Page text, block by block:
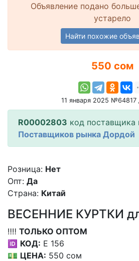
Объявление подано
устарело
Найти похожие
550 сом
11 января 2025
R00002803 код поставщика
Поставщиков рынка Дордой
Розница: Нет
Опт: Да
Страна: Китай
ВЕСЕННИЕ КУРТКИ
‼️‼️ ТОЛЬКО ОПТОМ
🆔 КОД: Е 156
💵 ЦЕНА: 550 сом